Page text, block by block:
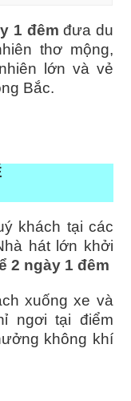
1 đêm đưa du
thơ mộng,
lớn và vẻ
Bắc.
BA BỂ
khách tại các
hát lớn khởi
2 ngày 1 đêm
xuống xe và
ngơi tại điểm
không khí